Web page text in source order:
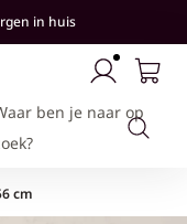
in huis
ben je naar op
cm